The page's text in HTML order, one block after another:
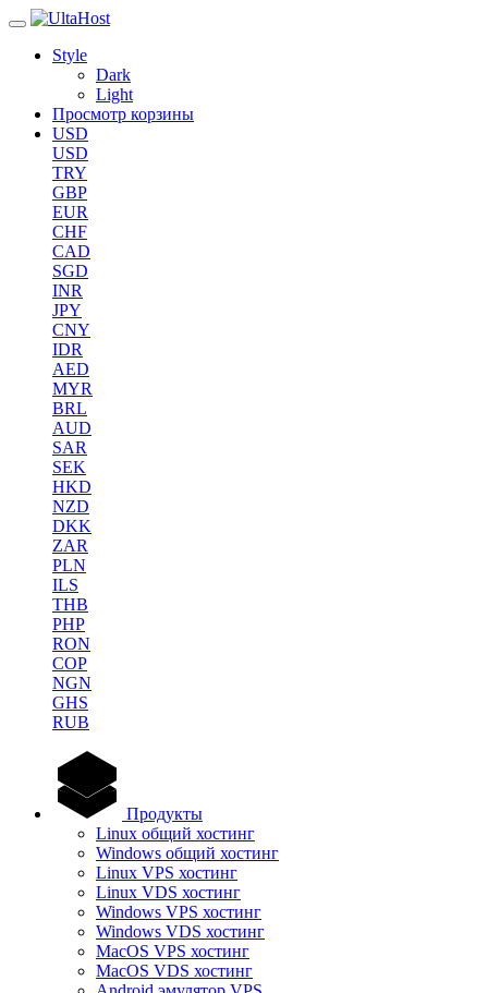
Style
Dark
Light
Просмотр корзины
USD
USD
TRY
GBP
EUR
CHF
CAD
SGD
INR
JPY
CNY
IDR
AED
MYR
BRL
AUD
SAR
SEK
HKD
NZD
DKK
ZAR
PLN
ILS
THB
PHP
RON
COP
NGN
GHS
RUB
Продукты
Linux общий хостинг
Windows общий хостинг
Linux VPS хостинг
Linux VDS хостинг
Windows VPS хостинг
Windows VDS хостинг
MacOS VPS хостинг
MacOS VDS хостинг